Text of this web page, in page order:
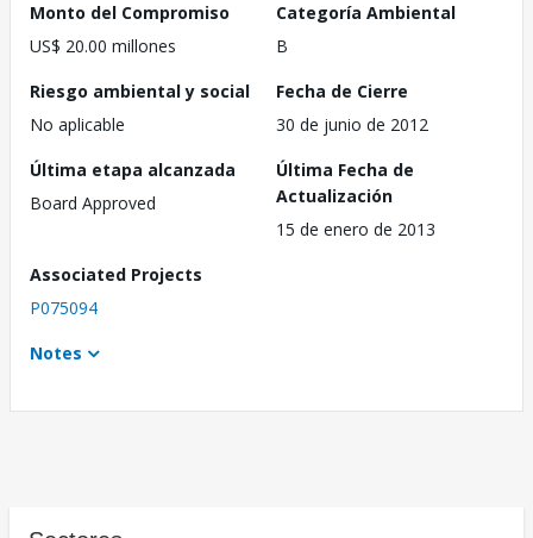
Monto del Compromiso
US$ 20.00 millones
Categoría Ambiental
B
Riesgo ambiental y social
No aplicable
Fecha de Cierre
30 de junio de 2012
Última etapa alcanzada
Board Approved
Última Fecha de
Actualización
15 de enero de 2013
Associated Projects
P075094
Notes